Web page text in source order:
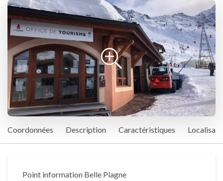
Coordonnées Description Caractéristiques
Point information Belle Plagne